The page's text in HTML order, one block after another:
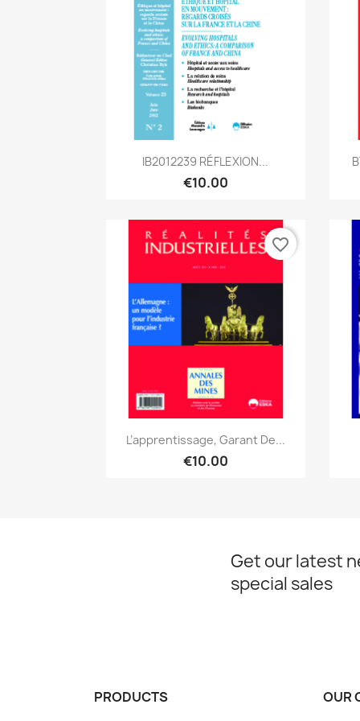
Quick view
IB2012239 RÉFLEXION...
€10.00
Quick view
L’apprentissage, Garant De...
€10.00
favorite_border
Get our latest
special sales
PRODUCTS OUR